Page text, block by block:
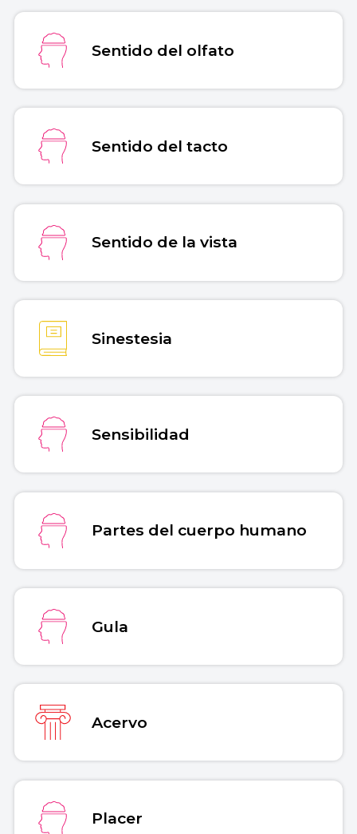
Copiar cita
Sentido del olfato
Sentido del tacto
Sentido de la vista
Sinestesia
Sensibilidad
Partes del cuerpo humano
Gula
Acervo
Placer